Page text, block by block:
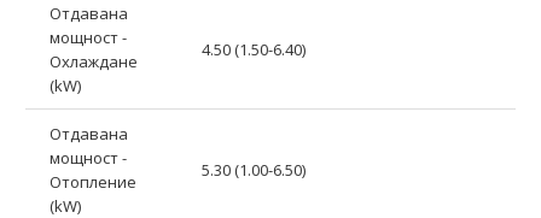
Отдавана
мощност -
Охлаждане
(kW)
4.50 (1.50-6.40)
Отдавана
мощност -
Отопление
(kW)
5.30 (1.00-6.50)